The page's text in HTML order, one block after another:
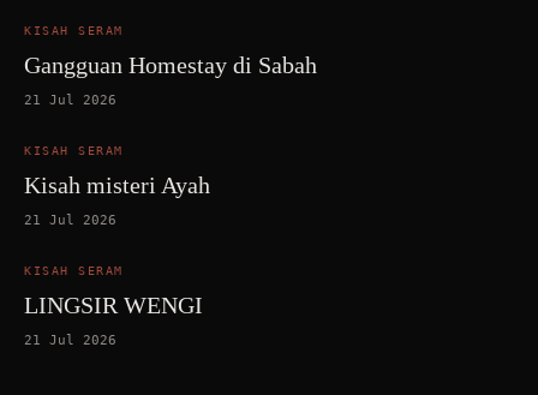
KISAH SERAM
Gangguan Homestay di Sabah
21 Jul 2026
KISAH SERAM
Kisah misteri Ayah
21 Jul 2026
KISAH SERAM
LINGSIR WENGI
21 Jul 2026